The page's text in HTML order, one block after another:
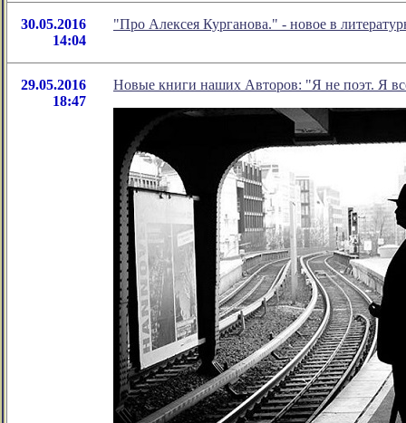
30.05.2016
14:04
"Про Алексея Курганова." - новое в
29.05.2016
18:47
Новые книги наших Авторов: "Я не поэт. Я